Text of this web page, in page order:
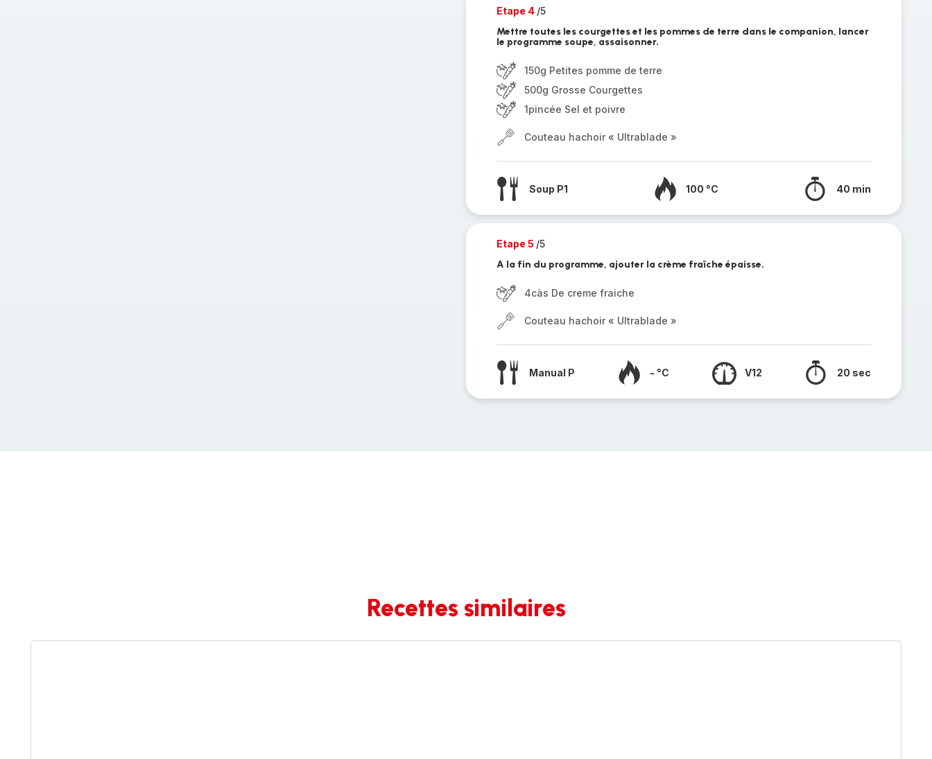
Etape 4 /5
Mettre toutes les courgettes et les pommes de terre dans le companion, lancer
le programme soupe, assaisonner.
150g Petites pomme de terre
500g Grosse Courgettes
1pincée Sel et poivre
Couteau hachoir « Ultrablade »
Soup P1 100 °C 40 min
Etape 5 /5
A la fin du programme, ajouter la crème fraîche épaisse.
4càs De creme fraiche
Couteau hachoir « Ultrablade »
Manual P - °C V12 20 sec
Recettes similaires